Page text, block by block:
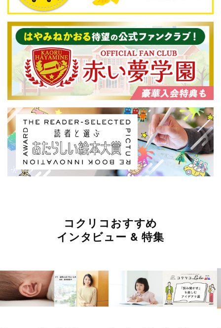
コクリコおすすめ
インタビュー & 特集